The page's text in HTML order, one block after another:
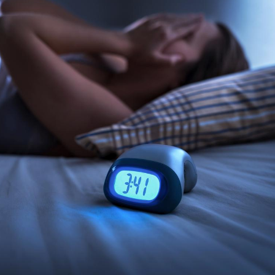
Grossesse et chaleur : ce
que dit la science
Le smartphone nuit-il à
l'apprentissage de la
lecture ?
Mordue par une tique en
vacances, elle reste dans
le coma pendant 42 jours
réflexe
quelle
une
les